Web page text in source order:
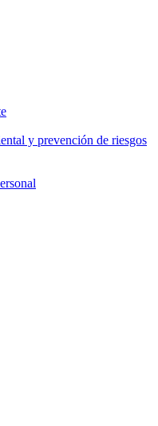
y prevención de riesgos